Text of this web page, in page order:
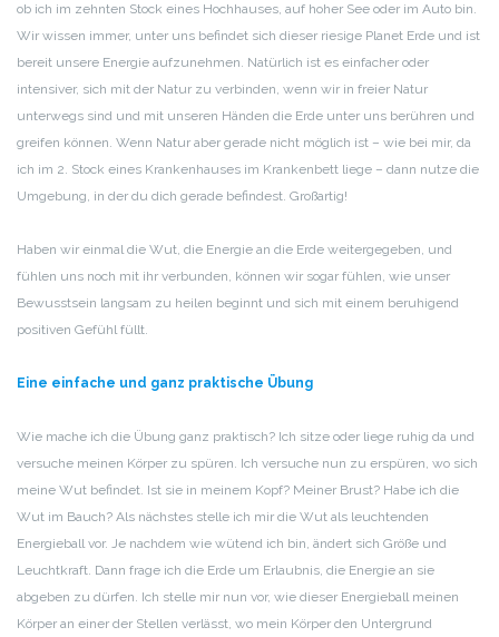
ob ich im zehnten Stock eines Hochhauses, auf hoher See oder im Auto bin.
Wir wissen immer, unter uns befindet sich dieser riesige Planet Erde und ist
bereit unsere Energie aufzunehmen. Natürlich ist es einfacher oder
intensiver, sich mit der Natur zu verbinden, wenn wir in freier Natur
unterwegs sind und mit unseren Händen die Erde unter uns berühren und
greifen können. Wenn Natur aber gerade nicht möglich ist – wie bei mir, da
ich im 2. Stock eines Krankenhauses im Krankenbett liege – dann nutze die
Umgebung, in der du dich gerade befindest. Großartig!
Haben wir einmal die Wut, die Energie an die Erde weitergegeben, und
fühlen uns noch mit ihr verbunden, können wir sogar fühlen, wie unser
Bewusstsein langsam zu heilen beginnt und sich mit einem beruhigend
positiven Gefühl füllt.
Eine einfache und ganz praktische Übung
Wie mache ich die Übung ganz praktisch? Ich sitze oder liege ruhig da und
versuche meinen Körper zu spüren. Ich versuche nun zu erspüren, wo sich
meine Wut befindet. Ist sie in meinem Kopf? Meiner Brust? Habe ich die
Wut im Bauch? Als nächstes stelle ich mir die Wut als leuchtenden
Energieball vor. Je nachdem wie wütend ich bin, ändert sich Größe und
Leuchtkraft. Dann frage ich die Erde um Erlaubnis, die Energie an sie
abgeben zu dürfen. Ich stelle mir nun vor, wie dieser Energieball meinen
Körper an einer der Stellen verlässt, wo mein Körper den Untergrund